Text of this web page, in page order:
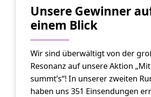
Unsere Gewinner
einem Blick
Wir sind überwältigt von der
Resonanz auf unsere Aktion „Mit
summt’s“! In unserer zweiten
haben uns 351 Einsendungen